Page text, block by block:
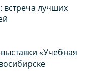
встреча лучших
«Учебная